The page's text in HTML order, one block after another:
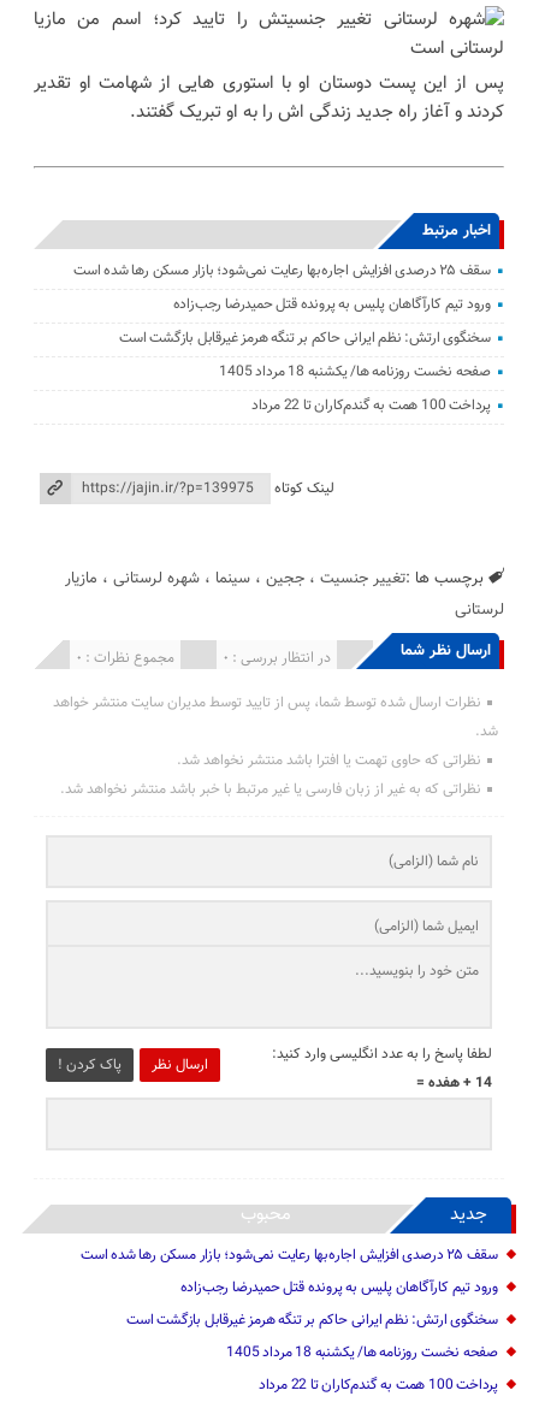
پس از این پست دوستان او با استوری هایی از شهامت او تقدیر
کردند و آغاز راه جدید زندگی اش را به او تبریک گفتند.
اخبار مرتبط
سقف ۲۵ درصدی افزایش اجاره‌بها رعایت نمی‌شود؛ بازار مسکن رها شده است
ورود تیم کارآگاهان پلیس به پرونده قتل حمیدرضا رجب‌زاده
سخنگوی ارتش: نظم ایرانی حاکم بر تنگه هرمز غیرقابل بازگشت است
صفحه نخست روزنامه ها/ یکشنبه 18 مرداد 1405
پرداخت 100 همت به گندم‌کاران تا 22 مرداد
لینک کوتاه
برچسب ها :تغییر جنسیت ،ججین ،سینما ،شهره لرستانی ، مازیار
لرستانی
ارسال نظر شما مجموع نظرات : 0 در انتظار بررسی : 0 انتشار یافته : 0
نظرات ارسال شده توسط شما، پس از تایید توسط مدیران سایت منتشر خواهد
شد.
نظراتی که حاوی تهمت یا افترا باشد منتشر نخواهد شد.
نظراتی که به غیر از زبان فارسی یا غیر مرتبط با خبر باشد منتشر نخواهد شد.
ارسال نظر پاک کردن !
لطفا پاسخ را به عدد انگلیسی وارد کنید:
14 + هفده =
جدید محبوب
سقف ۲۵ درصدی افزایش اجاره‌بها رعایت نمی‌شود؛ بازار مسکن رها شده است
ورود تیم کارآگاهان پلیس به پرونده قتل حمیدرضا رجب‌زاده
سخنگوی ارتش: نظم ایرانی حاکم بر تنگه هرمز غیرقابل بازگشت است
صفحه نخست روزنامه ها/ یکشنبه 18 مرداد 1405
پرداخت 100 همت به گندم‌کاران تا 22 مرداد